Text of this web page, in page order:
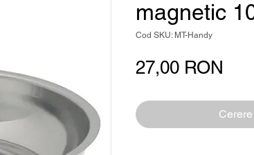
magnetic
Cod SKU: MT-Handy
27,00 RON